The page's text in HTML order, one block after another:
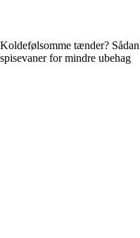
Koldefølsomme tænder?
spisevaner for mindre ubehag